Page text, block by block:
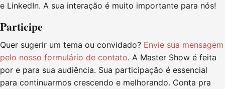
e LinkedIn. A sua interação é muito importante para nós!
Participe
Quer sugerir um tema ou convidado? Envie sua mensagem
pelo nosso formulário de contato. A Master Show é feita
por e para sua audiência. Sua participação é essencial
para continuarmos crescendo e melhorando. Conta pra